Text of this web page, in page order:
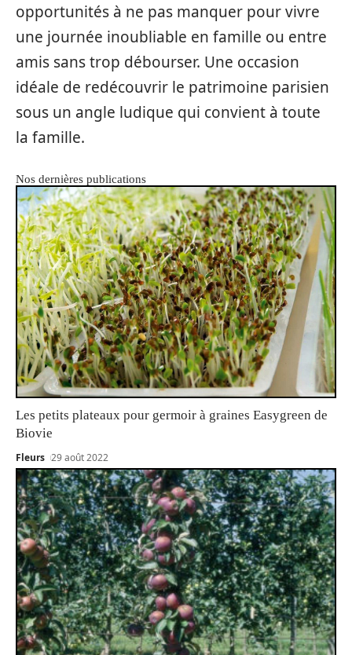
opportunités à ne pas manquer pour vivre
une journée inoubliable en famille ou entre
amis sans trop débourser. Une occasion
idéale de redécouvrir le patrimoine parisien
sous un angle ludique qui convient à toute
la famille.
Nos dernières publications
Les petits plateaux pour germoir à graines Easygreen de
Biovie
Fleurs 29 août 2022